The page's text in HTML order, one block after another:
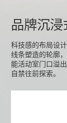
品牌沉浸
科技感的布局设
线条塑造的轮廓
能活动室门口溢
自禁往前探索。